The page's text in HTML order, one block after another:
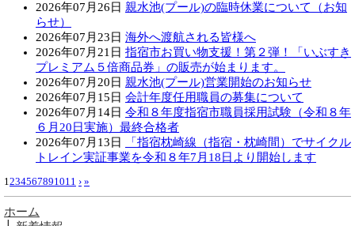
2026年07月26日 親水池(プール)の臨時休業について（お知
らせ）
2026年07月23日 海外へ渡航される皆様へ
2026年07月21日 指宿市お買い物支援！第２弾！「いぶすき
プレミアム５倍商品券」の販売が始まります。
2026年07月20日 親水池(プール)営業開始のお知らせ
2026年07月15日 会計年度任用職員の募集について
2026年07月14日 令和８年度指宿市職員採用試験（令和８年
６月20日実施）最終合格者
2026年07月13日
「指宿枕崎線（指宿・枕崎間）でサイクル
トレイン実証事業を令和８年7月18日より開始します
1234567891011 › »
ホーム